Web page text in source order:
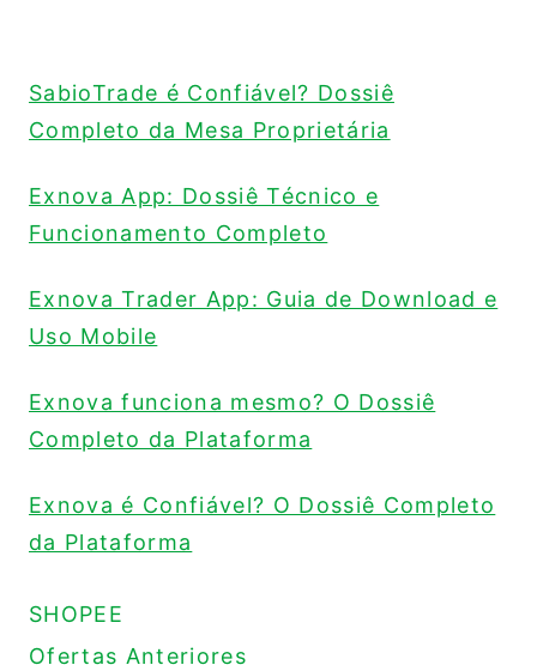
SabioTrade é Confiável? Dossiê
Completo da Mesa Proprietária
Exnova App: Dossiê Técnico e
Funcionamento Completo
Exnova Trader App: Guia de Download e
Uso Mobile
Exnova funciona mesmo? O Dossiê
Completo da Plataforma
Exnova é Confiável? O Dossiê Completo
da Plataforma
SHOPEE
Ofertas Anteriores